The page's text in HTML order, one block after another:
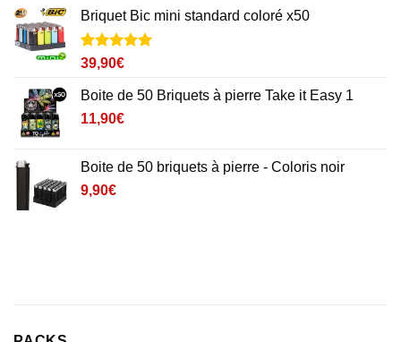
Briquet Bic mini standard coloré x50
Noté5sur
5
notations
client
39,90€
Boite de 50 Briquets à pierre Take it Easy 1
11,90€
Boite de 50 briquets à pierre - Coloris noir
9,90€